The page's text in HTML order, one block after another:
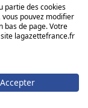
partie des cookies
pouvez modifier
bas de page. Votre
lagazettefrance.fr
Accepter